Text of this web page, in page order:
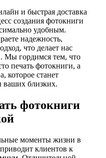
и быстрая доставка
создания фотокниги
удобным.
надежность,
что делает нас
Мы гордимся тем, что
печать фотокниги, а
которое станет
ваших близких.
фотокниги
моменты жизни в
клиентов к